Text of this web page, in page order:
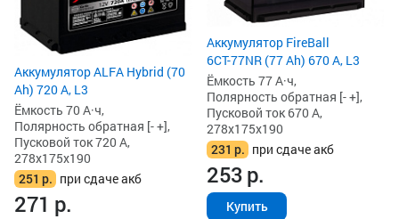
Аккумулятор ALFA Hybrid (70
Ah) 720 А, L3
Ёмкость 70 А·ч,
Полярность обратная [- +],
Пусковой ток 720 А,
278x175x190
251 р. при сдаче акб
271 р.
Аккумулятор FireBall
6СТ-77NR (77 Ah) 670 А, L3
Ёмкость 77 А·ч,
Полярность обратная [- +],
Пусковой ток 670 А,
278x175x190
231 р. при сдаче акб
253р.
Купить